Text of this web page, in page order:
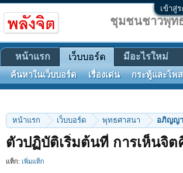
เข้าสู่
หน้าแรก เว็บบอร์ด พุทธศาสนา อภิญญ
ตัวปฏิบัติเริ่มต้นที่ การเห็นจิต
แท็ก: เพิ่มแท็ก
1 2 3 4 5 6 → 17 ถัดไป >
ชุมชนชาวพุท
หน้าแรก เว็บบอร์ด
ค้นหาในเว็บบอร์ด เรื่องเด่น กระทู้และโพ
มีอะไรใหม่